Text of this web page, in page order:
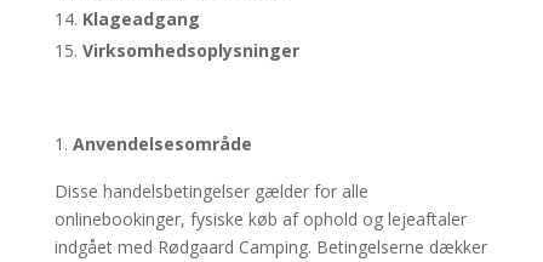
Klageadgang
Virksomhedsoplysninger
Anvendelsesområde
Disse handelsbetingelser gælder for alle
onlinebookinger, fysiske køb af ophold og lejeaftaler
indgået med Rødgaard Camping. Betingelserne dækker